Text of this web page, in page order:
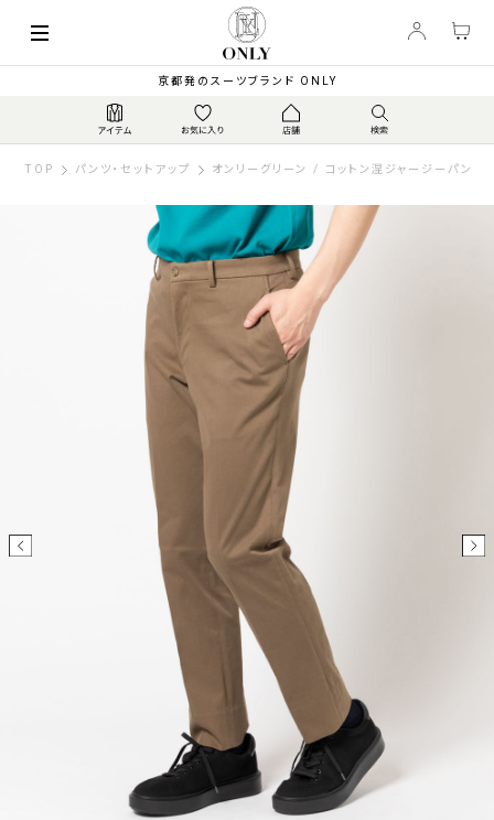
京都発のスーツブランド ONLY
TOP パンツ・セットアップ オンリーグリーン / コットン混ジャージーパンツ